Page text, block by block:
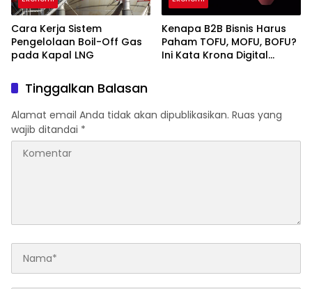
Cara Kerja Sistem
Pengelolaan Boil-Off Gas
pada Kapal LNG
Kenapa B2B Bisnis Harus
Paham TOFU, MOFU, BOFU?
Ini Kata Krona Digital
Tinggalkan Balasan
Alamat email Anda tidak akan dipublikasikan. Ruas yang
wajib ditandai *